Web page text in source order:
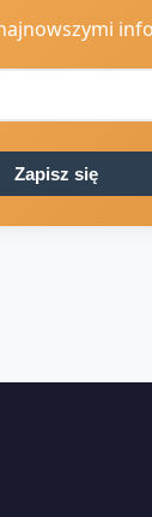
Zapisz się